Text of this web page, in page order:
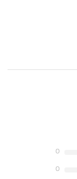
0
0